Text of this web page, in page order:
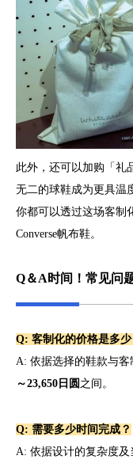
此外，还可以加购「礼
无二的球鞋成为更具温
你都可以透过这场客制
Converse帆布鞋。
Q＆A时间！常见问
Q: 客制化的价格是多少
A: 依据选择的鞋款与
～23,650日圆 之间。
Q: 需要多少时间完成？
A: 依据设计的复杂度及